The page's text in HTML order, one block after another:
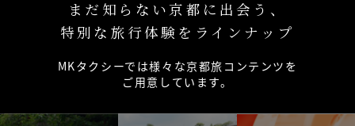
まだ知らない京都に出会う、
特別な旅行体験をラインナップ
MKタクシーでは様々な京都旅コンテンツを
ご用意しています。